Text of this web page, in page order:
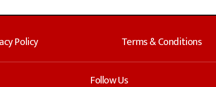
Policy Terms & Conditions
Follow Us